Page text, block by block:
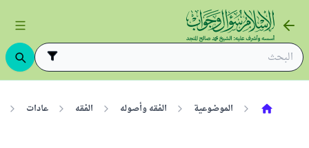
الموضوعية الفقه وأصوله الفقه عادات